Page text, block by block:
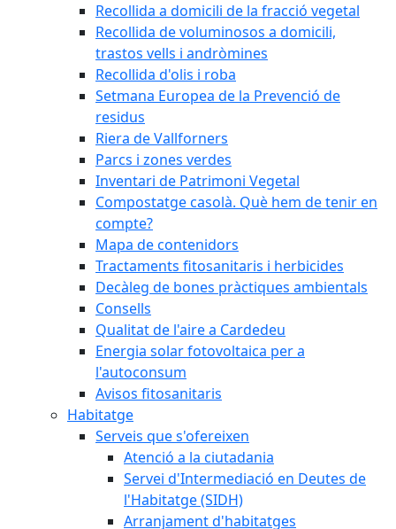
Recollida a domicili de la fracció vegetal
Recollida de voluminosos a domicili,
trastos vells i andròmines
Recollida d'olis i roba
Setmana Europea de la Prevenció de
residus
Riera de Vallforners
Parcs i zones verdes
Inventari de Patrimoni Vegetal
Compostatge casolà. Què hem de tenir en
compte?
Mapa de contenidors
Tractaments fitosanitaris i herbicides
Decàleg de bones pràctiques ambientals
Consells
Qualitat de l'aire a Cardedeu
Energia solar fotovoltaica per a
l'autoconsum
Avisos fitosanitaris
Habitatge
Serveis que s'ofereixen
Atenció a la ciutadania
Servei d'Intermediació en Deutes de
l'Habitatge (SIDH)
Arranjament d'habitatges